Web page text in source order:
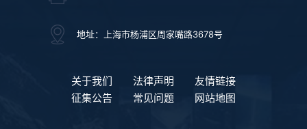
地址：上海市杨浦区周家嘴路3678号
关于我们 法律声明
友情链接
征集公告
常见问题 网站地图